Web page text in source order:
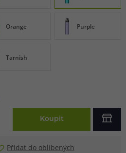
Orange Purple
Tarnish
Koupit
Přidat do oblíbených